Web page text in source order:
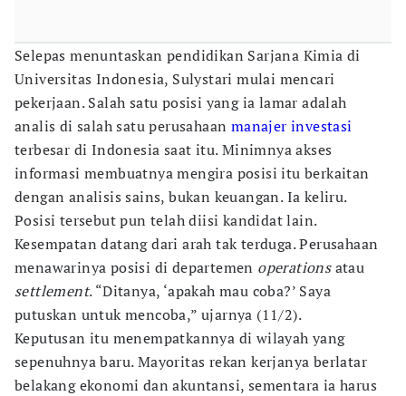
Selepas menuntaskan pendidikan Sarjana Kimia di
Universitas Indonesia, Sulystari mulai mencari
pekerjaan. Salah satu posisi yang ia lamar adalah
analis di salah satu perusahaan manajer investasi
terbesar di Indonesia saat itu. Minimnya akses
informasi membuatnya mengira posisi itu berkaitan
dengan analisis sains, bukan keuangan. Ia keliru.
Posisi tersebut pun telah diisi kandidat lain.
Kesempatan datang dari arah tak terduga. Perusahaan
menawarinya posisi di departemen operationsatau
settlement. “Ditanya, ‘apakah mau coba?’ Saya
putuskan untuk mencoba,” ujarnya (11/2).
Keputusan itu menempatkannya di wilayah yang
sepenuhnya baru. Mayoritas rekan kerjanya berlatar
belakang ekonomi dan akuntansi, sementara ia harus